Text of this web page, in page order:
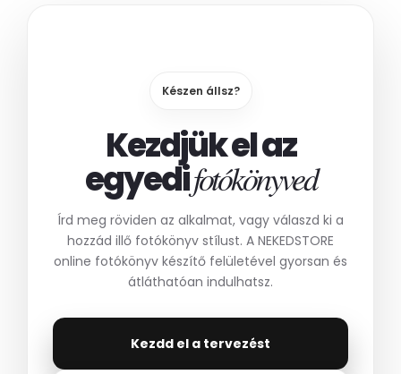
Készen állsz?
Kezdjük el az
egyedifotókönyved
Írd meg röviden az alkalmat, vagy válaszd ki a
hozzád illő fotókönyv stílust. A NEKEDSTORE
online fotókönyv készítő felületével gyorsan és
átláthatóan indulhatsz.
Kezdd el a tervezést